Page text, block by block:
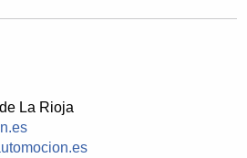
Linkedin
por whatsapp
La Rioja